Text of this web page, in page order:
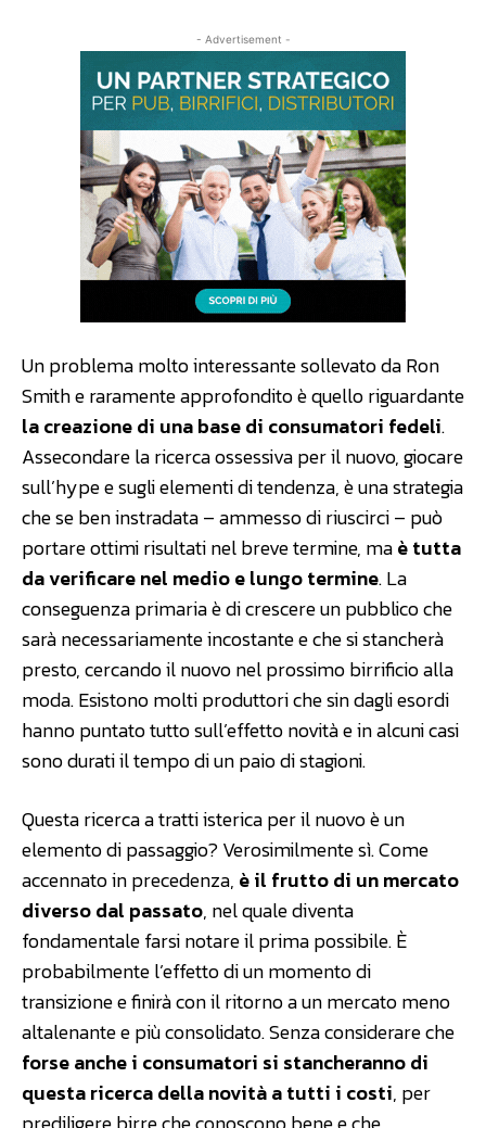
- Advertisement -
Un problema molto interessante sollevato da Ron
Smith e raramente approfondito è quello riguardante
la creazione di una base di consumatori fedeli.
Assecondare la ricerca ossessiva per il nuovo, giocare
sull’hype e sugli elementi di tendenza, è una strategia
che se ben instradata – ammesso di riuscirci – può
portare ottimi risultati nel breve termine, maè tutta
da verificare nel medio e lungo termine. La
conseguenza primaria è di crescere un pubblico che
sarà necessariamente incostante e che si stancherà
presto, cercando il nuovo nel prossimo birrificio alla
moda. Esistono molti produttori che sin dagli esordi
hanno puntato tutto sull’effetto novità e in alcuni casi
sono durati il tempo di un paio di stagioni.
Questa ricerca a tratti isterica per il nuovo è un
elemento di passaggio? Verosimilmente sì. Come
accennato in precedenza, è il frutto di un mercato
diverso dal passato, nel quale diventa
fondamentale farsi notare il prima possibile. È
probabilmente l’effetto di un momento di
transizione e finirà con il ritorno a un mercato meno
altalenante e più consolidato. Senza considerare che
forse anche i consumatori si stancheranno di
questa ricerca della novità a tutti i costi, per